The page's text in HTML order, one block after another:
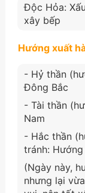
Độc Hỏa:
xây bếp
Hướng xuất
- Hỷ thần
Đông Bắc
- Tài thần
Nam
- Hắc thần
tránh:
(Ngày này,
nhưng lại